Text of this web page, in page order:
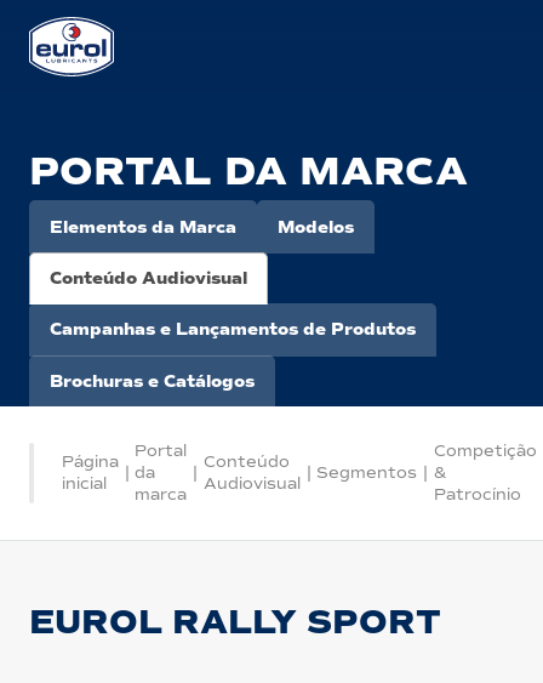
PORTAL DA MARCA
Elementos da Marca Modelos
Conteúdo Audiovisual
Campanhas e Lançamentos de Produtos
Brochuras e Catálogos
Página
inicial
|
Portal
da
marca
|
Conteúdo
Audiovisual
| Segmentos |
Competição
&
Patrocínio
EUROL RALLY SPORT